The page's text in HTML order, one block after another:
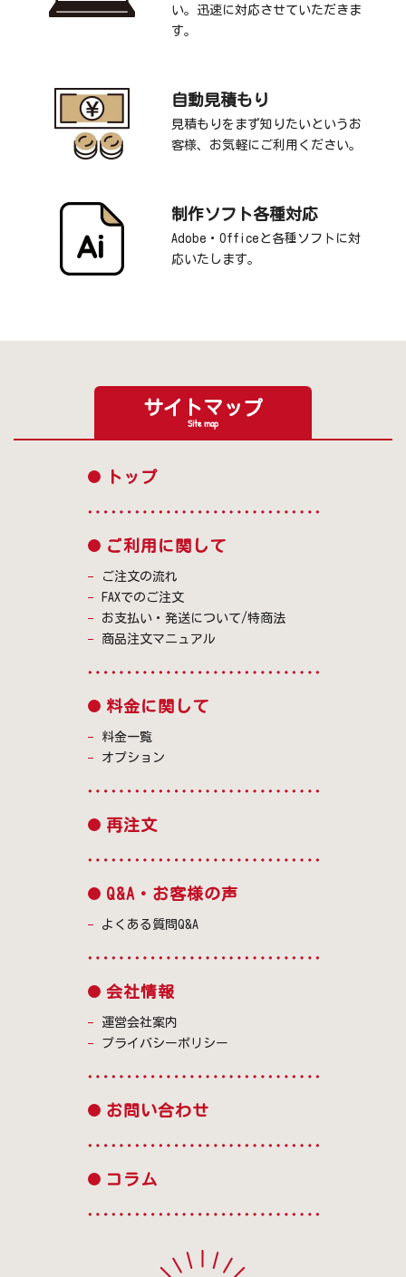
い。迅速に対応させていただきま
す。
自動見積もり
見積もりをまず知りたいというお
客様、お気軽にご利用ください。
制作ソフト各種対応
Adobe・Officeと各種ソフトに対
応いたします。
サイトマップ
Site map
トップ
ご利用に関して
ご注文の流れ
FAXでのご注文
お支払い・発送について/特商法
商品注文マニュアル
料金に関して
料金一覧
オプション
再注文
Q&A・お客様の声
よくある質問Q&A
会社情報
運営会社案内
プライバシーポリシー
お問い合わせ
コラム